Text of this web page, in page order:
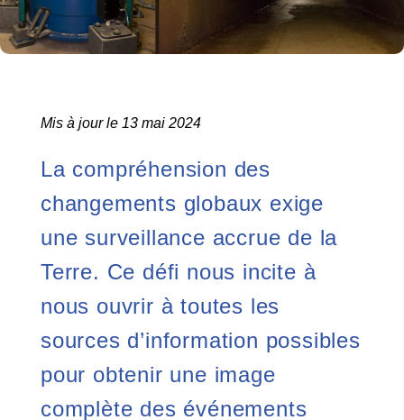
Mis à jour le 13 mai 2024
La compréhension des
changements globaux exige
une surveillance accrue de la
Terre. Ce défi nous incite à
nous ouvrir à toutes les
sources d’information possibles
pour obtenir une image
complète des événements